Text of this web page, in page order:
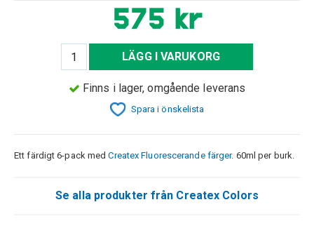
575 kr
LÄGG I VARUKORG
Finns i lager, omgående leverans
Spara i önskelista
Ett färdigt 6-pack medCreatex Fluorescerande färger. 60ml per burk.
Se alla produkter från Createx Colors